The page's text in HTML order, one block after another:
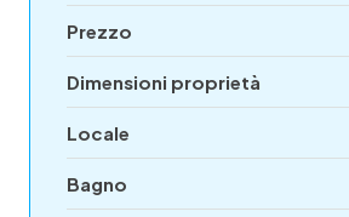
Prezzo
Dimensioni proprietà
Locale
Bagno